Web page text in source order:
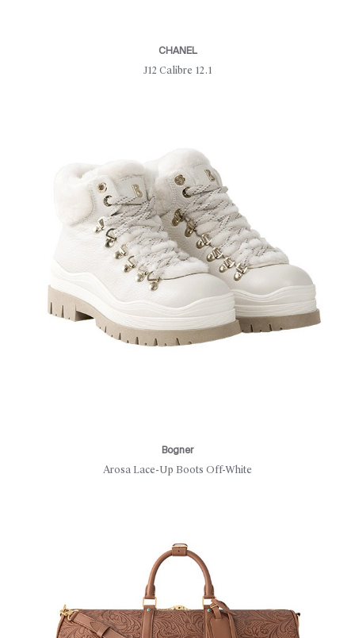
CHANEL
J12 Calibre 12.1
Bogner
Arosa Lace-Up Boots Off-White